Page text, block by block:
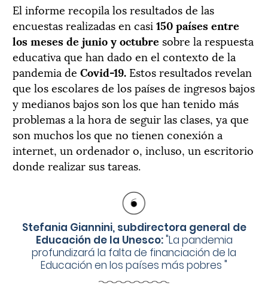
El informe recopila los resultados de las
encuestas realizadas en casi 150 países entre
los meses de junio y octubre sobre la respuesta
educativa que han dado en el contexto de la
pandemia de Covid-19. Estos resultados revelan
que los escolares de los países de ingresos bajos
y medianos bajos son los que han tenido más
problemas a la hora de seguir las clases, ya que
son muchos los que no tienen conexión a
internet, un ordenador o, incluso, un escritorio
donde realizar sus tareas.
Stefania Giannini, subdirectora general de
Educación de la Unesco:"La pandemia
profundizará la falta de financiación de la
Educación en los países más pobres "